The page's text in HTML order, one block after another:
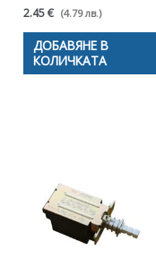
2.45 € (4.79 лв.)
ДОБАВЯНЕ В
КОЛИЧКАТА